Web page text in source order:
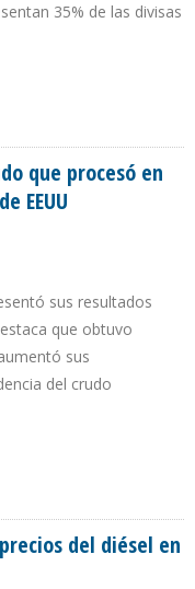
35% de las divisas
que procesó en
EEUU
sus resultados
que obtuvo
sus
del crudo
del diésel en